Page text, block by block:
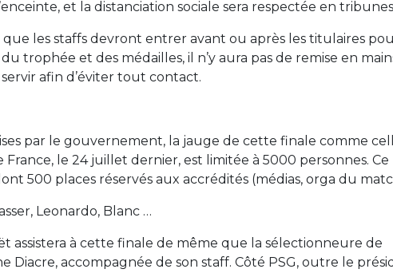
et la distanciation sociale sera respectée en
que les staffs devront entrer avant ou après les titulaires
trophée et des médailles, il n’y aura pas de remise en
afin d’éviter tout contact.
par le gouvernement, la jauge de cette finale comme
le 24 juillet dernier, est limitée à 5000 personnes. Ce
500 places réservés aux accrédités (médias, orga du
Leonardo, Blanc …
assistera à cette finale de même que la sélectionneure de
Diacre, accompagnée de son staff. Côté PSG, outre le